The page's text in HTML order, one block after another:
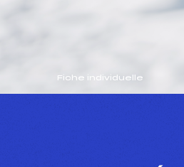
Fiche individuelle